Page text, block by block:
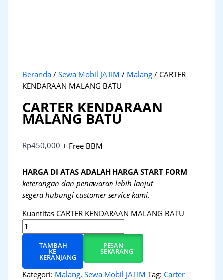
Beranda /Sewa Mobil JATIM / Malang / CARTER
KENDARAAN MALANG BATU
CARTER KENDARAAN
MALANG BATU
Rp450,000 + Free BBM
HARGA DI ATAS ADALAH HARGA START FORM
keterangan dan penawaran lebih lanjut
segera hubungi customer service kami.
Kuantitas CARTER KENDARAAN MALANG BATU
TAMBAH
KE
KERANJANG
PESAN
SEKARANG
Kategori: Malang,Sewa Mobil JATIM Tag: Carter